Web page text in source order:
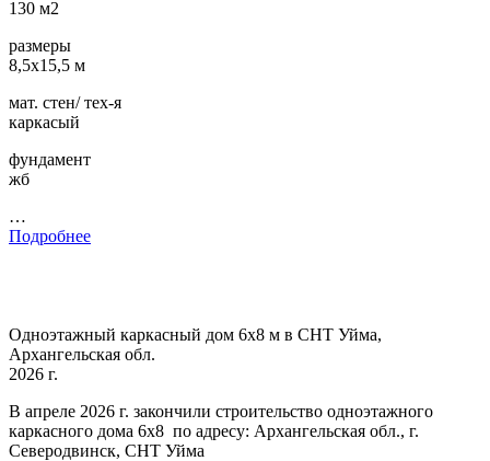
130 м2
размеры
8,5х15,5 м
мат. стен/ тех-я
каркасый
фундамент
жб
…
Подробнее
Одноэтажный каркасный дом 6х8 м в СНТ Уйма,
Архангельская обл.
2026 г.
В апреле 2026 г. закончили строительство одноэтажного
каркасного дома 6х8 по адресу: Архангельская обл., г.
Северодвинск, СНТ Уйма